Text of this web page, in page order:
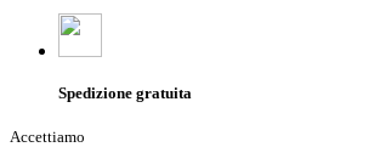
Spedizione gratuita
Accettiamo